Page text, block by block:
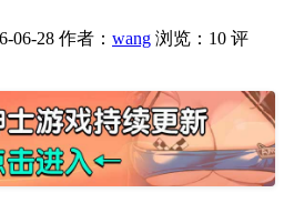
06-28 作者： wang 浏览：10 评